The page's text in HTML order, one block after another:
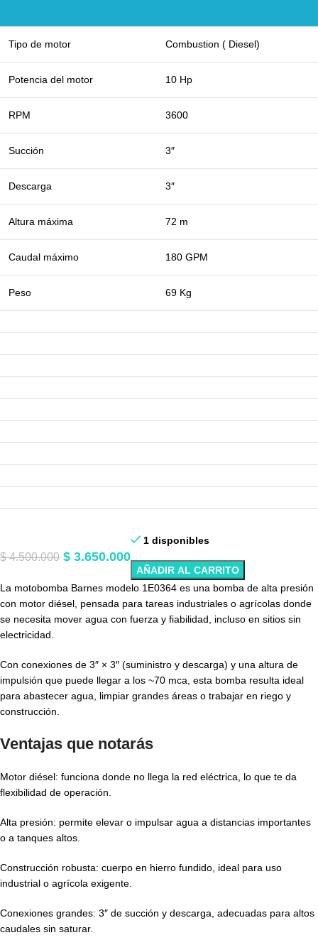
Tipo de motor Combustion ( Diesel)
Potencia del motor 10 Hp
RPM 3600
Succión 3″
Descarga 3″
Altura máxima 72 m
Caudal máximo 180 GPM
Peso 69 Kg
$4.500.000 $ 3.650.000
1 disponibles
AÑADIR AL CARRITO
La motobomba Barnes modelo 1E0364 es una bomba de alta presión
con motor diésel, pensada para tareas industriales o agrícolas donde
se necesita mover agua con fuerza y fiabilidad, incluso en sitios sin
electricidad.
Con conexiones de 3″ × 3″ (suministro y descarga) y una altura de
impulsión que puede llegar a los ~70 mca, esta bomba resulta ideal
para abastecer agua, limpiar grandes áreas o trabajar en riego y
construcción.
Ventajas que notarás
Motor diésel: funciona donde no llega la red eléctrica, lo que te da
flexibilidad de operación.
Alta presión: permite elevar o impulsar agua a distancias importantes
o a tanques altos.
Construcción robusta: cuerpo en hierro fundido, ideal para uso
industrial o agrícola exigente.
Conexiones grandes: 3″ de succión y descarga, adecuadas para altos
caudales sin saturar.